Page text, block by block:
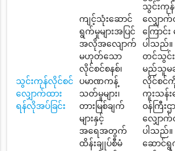
သွင်းကုန်လိုင်စင်
လျှောက်ထား
ရန်လိုအပ်ခြင်း
ကျင့်သုံးဆောင်
ရွက်မှုများအပြင်
အလိုအလျောက်
မဟုတ်သော
လိုင်စင်စနစ်၊
ပမာဏကန့်
သတ်မှုများ၊
တားမြစ်ချက်
များနှင့်
အရေအတွက်
ထိန်းချုပ်စီမံ
သွင်းကု
လျှော
ကြောင်း
ပါသည်
တင်သွင်
မည်သူမ
လိုင်စင်ကို
ကူးသန်း
ဝန်ကြီး
လျှောက်
ပါသည်
ဆောင်